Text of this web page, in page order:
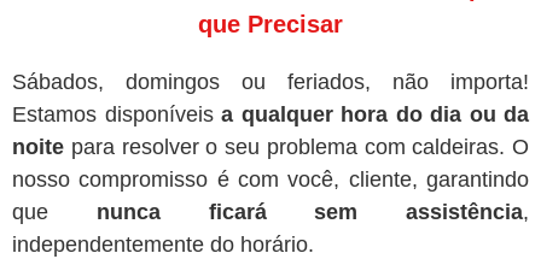
que Precisar
Sábados, domingos ou feriados, não importa!
Estamos disponíveis a qualquer hora do dia ou da
noite para resolver o seu problema com caldeiras. O
nosso compromisso é com você, cliente, garantindo
que nunca ficará sem assistência,
independentemente do horário.